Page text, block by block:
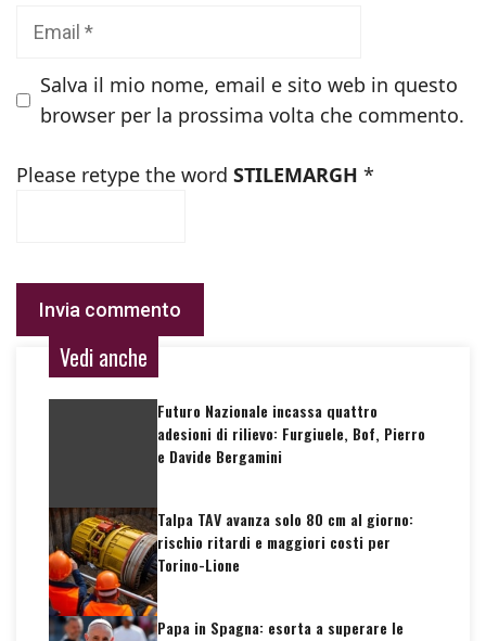
Salva il mio nome, email e sito web in questo
browser per la prossima volta che commento.
Please retype the word STILEMARGH *
Vedi anche
Futuro Nazionale incassa quattro
adesioni di rilievo: Furgiuele, Bof, Pierro
e Davide Bergamini
Talpa TAV avanza solo 80 cm al giorno:
rischio ritardi e maggiori costi per
Torino-Lione
Papa in Spagna: esorta a superare le